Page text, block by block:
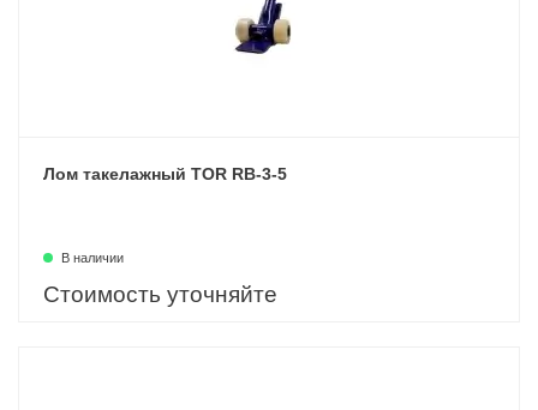
Лом такелажный TOR RB-3-5
В наличии
Стоимость уточняйте